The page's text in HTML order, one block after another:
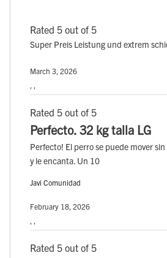
Rated 5 out of 5
Super Preis Leistung und extrem
March 3, 2026
Rated 5 out of 5
Perfecto. 32 kg talla LG
Perfecto! El perro se puede mover
y le encanta. Un 10
Javi Comunidad
February 18, 2026
Rated 5 out of 5